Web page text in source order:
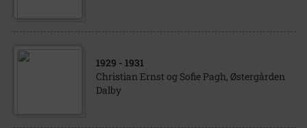
1929 - 1931
Christian Ernst og Sofie Pagh, Østergården
Dalby